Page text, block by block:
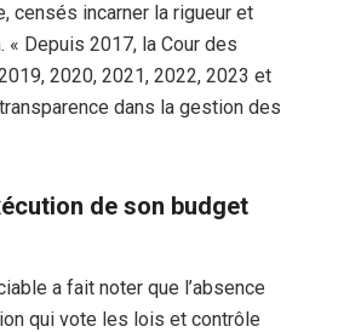
censés incarner la rigueur et
« Depuis 2017, la Cour des
2020, 2021, 2022, 2023 et
dans la gestion des
de son budget
a fait noter que l’absence
qui vote les lois et contrôle